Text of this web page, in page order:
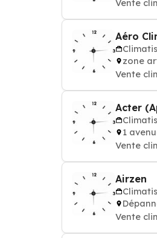
Vente
Aéro
zone
Vente
Acter
1
Vente
Airzen
Vente